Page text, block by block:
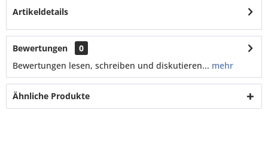
Artikeldetails
Bewertungen
0
Bewertungen lesen, schreiben und diskutieren... mehr
Ähnliche Produkte